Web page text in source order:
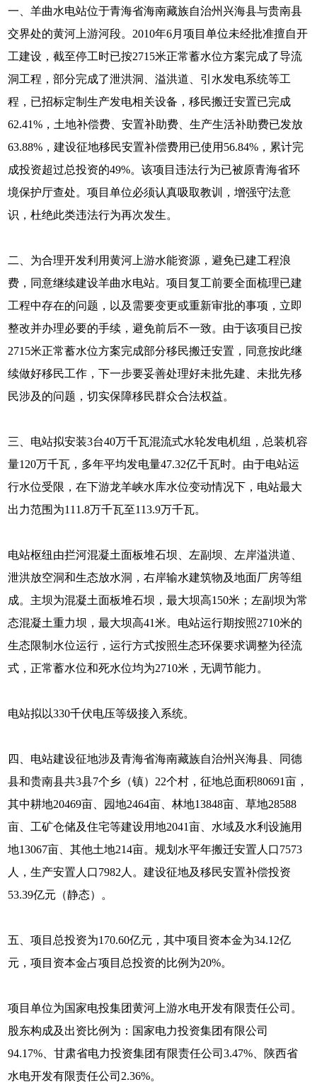
一、羊曲水电站位于青海省海南藏族自治州兴海县与贵南县
交界处的黄河上游河段。2010年6月项目单位未经批准擅自开
工建设，截至停工时已按2715米正常蓄水位方案完成了导流
洞工程，部分完成了泄洪洞、溢洪道、引水发电系统等工
程，已招标定制生产发电相关设备，移民搬迁安置已完成
62.41%，土地补偿费、安置补助费、生产生活补助费已发放
63.88%，建设征地移民安置补偿费用已使用56.84%，累计完
成投资超过总投资的49%。该项目违法行为已被原青海省环
境保护厅查处。项目单位必须认真吸取教训，增强守法意
识，杜绝此类违法行为再次发生。
二、为合理开发利用黄河上游水能资源，避免已建工程浪
费，同意继续建设羊曲水电站。项目复工前要全面梳理已建
工程中存在的问题，以及需要变更或重新审批的事项，立即
整改并办理必要的手续，避免前后不一致。由于该项目已按
2715米正常蓄水位方案完成部分移民搬迁安置，同意按此继
续做好移民工作，下一步要妥善处理好未批先建、未批先移
民涉及的问题，切实保障移民群众合法权益。
三、电站拟安装3台40万千瓦混流式水轮发电机组，总装机容
量120万千瓦，多年平均发电量47.32亿千瓦时。由于电站运
行水位受限，在下游龙羊峡水库水位变动情况下，电站最大
出力范围为111.8万千瓦至113.9万千瓦。
电站枢纽由拦河混凝土面板堆石坝、左副坝、左岸溢洪道、
泄洪放空洞和生态放水洞，右岸输水建筑物及地面厂房等组
成。主坝为混凝土面板堆石坝，最大坝高150米；左副坝为常
态混凝土重力坝，最大坝高41米。电站运行期按照2710米的
生态限制水位运行，运行方式按照生态环保要求调整为径流
式，正常蓄水位和死水位均为2710米，无调节能力。
电站拟以330千伏电压等级接入系统。
四、电站建设征地涉及青海省海南藏族自治州兴海县、同德
县和贵南县共3县7个乡（镇）22个村，征地总面积80691亩，
其中耕地20469亩、园地2464亩、林地13848亩、草地28588
亩、工矿仓储及住宅等建设用地2041亩、水域及水利设施用
地13067亩、其他土地214亩。规划水平年搬迁安置人口7573
人，生产安置人口7982人。建设征地及移民安置补偿投资
53.39亿元（静态）。
五、项目总投资为170.60亿元，其中项目资本金为34.12亿
元，项目资本金占项目总投资的比例为20%。
项目单位为国家电投集团黄河上游水电开发有限责任公司。
股东构成及出资比例为：国家电力投资集团有限公司
94.17%、甘肃省电力投资集团有限责任公司3.47%、陕西省
水电开发有限责任公司2.36%。